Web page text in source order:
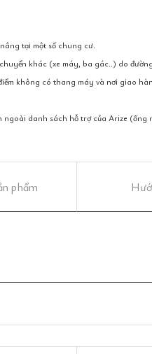
tại một số chung cư.
khác (xe máy, ba gác..) do
không có thang máy và nơi giao
danh sách hỗ trợ của Arize (ống
phẩm